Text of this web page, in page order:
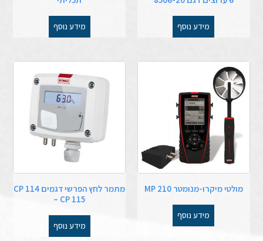
מידע נוסף מידע נוסף
מולטי מיקרו-מנומטר MP 210
מידע נוסף
מתמר לחץ הפרשי דגמים CP 114
– CP 115
מידע נוסף